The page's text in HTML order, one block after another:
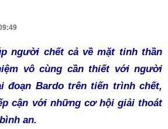
người chết cả về mặt tinh thần
vô cùng cần thiết với người
đoạn Bardo trên tiến trình chết,
cận với những cơ hội giải thoát
an.